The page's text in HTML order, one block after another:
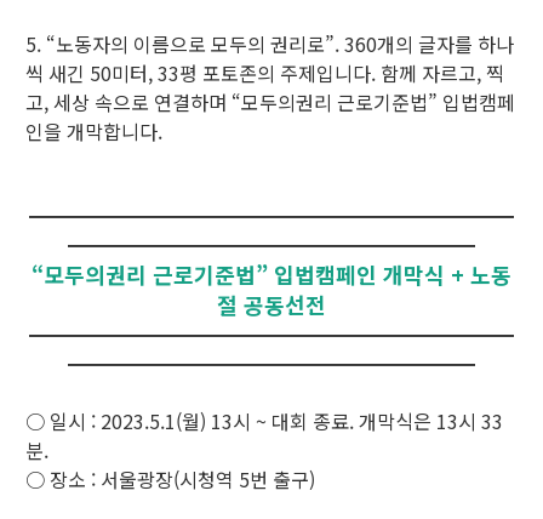
5. “노동자의 이름으로 모두의 권리로”. 360개의 글자를 하나
씩 새긴 50미터, 33평 포토존의 주제입니다. 함께 자르고, 찍
고, 세상 속으로 연결하며 “모두의권리 근로기준법” 입법캠페
인을 개막합니다.
━━━━━━━━━━━━━━━━━━━━━━━━━
━━━━━━━━━━━━━━━━━━━━━
“모두의권리 근로기준법” 입법캠페인 개막식 + 노동
절 공동선전
━━━━━━━━━━━━━━━━━━━━━━━━━
━━━━━━━━━━━━━━━━━━━━━
○ 일시 : 2023.5.1(월) 13시 ~ 대회 종료. 개막식은 13시 33
분.
○ 장소 : 서울광장(시청역 5번 출구)